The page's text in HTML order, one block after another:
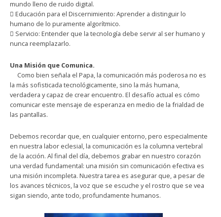
mundo lleno de ruido digital.
 ​Educación para el Discernimiento: Aprender a distinguir lo
humano de lo puramente algorítmico.
 ​Servicio: Entender que la tecnología debe servir al ser humano y
nunca reemplazarlo.
Una Misión que Comunica.
​ Como bien señala el Papa, la comunicación más poderosa no es
la más sofisticada tecnológicamente, sino la más humana,
verdadera y capaz de crear encuentro. El desafío actual es cómo
comunicar este mensaje de esperanza en medio de la frialdad de
las pantallas.
Debemos recordar que, en cualquier entorno, pero especialmente
en nuestra labor eclesial, la comunicación es la columna vertebral
de la acción. Al final del día, debemos grabar en nuestro corazón
una verdad fundamental: una misión sin comunicación efectiva es
una misión incompleta. Nuestra tarea es asegurar que, a pesar de
los avances técnicos, la voz que se escuche y el rostro que se vea
sigan siendo, ante todo, profundamente humanos.